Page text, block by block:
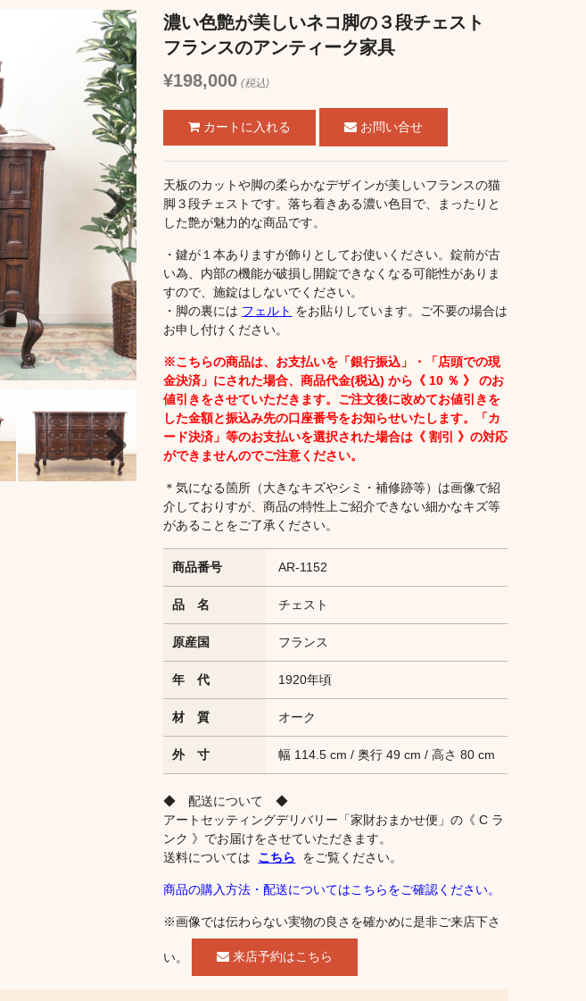
Next
Next
濃い色艶が美しいネコ脚の３段チェスト
フランスのアンティーク家具
¥198,000 (税込)
お問い合せ
天板のカットや脚の柔らかなデザインが美しいフランスの猫
脚３段チェストです。落ち着きある濃い色目で、まったりと
した艶が魅力的な商品です。
・鍵が１本ありますが飾りとしてお使いください。錠前が古
い為、内部の機能が破損し開錠できなくなる可能性がありま
すので、施錠はしないでください。
・脚の裏には フェルト をお貼りしています。ご不要の場合は
お申し付けください。
※こちらの商品は、お支払いを「銀行振込」・「店頭での現
金決済」にされた場合、商品代金(税込) から《 10 ％ 》 のお
値引きをさせていただきます。ご注文後に改めてお値引きを
した金額と振込み先の口座番号をお知らせいたします。「カ
ード決済」等のお支払いを選択された場合は《 割引 》の対応
ができませんのでご注意ください。
＊気になる箇所（大きなキズやシミ・補修跡等）は画像で紹
介しておりすが、商品の特性上ご紹介できない細かなキズ等
があることをご了承ください。
商品番号 AR-1152
品 名 チェスト
原産国 フランス
年 代 1920年頃
材 質 オーク
外 寸 幅 114.5 cm / 奥行 49 cm / 高さ 80 cm
◆ 配送について ◆
アートセッティングデリバリー「家財おまかせ便」の《 C ラ
ンク 》でお届けをさせていただきます。
送料については こちら をご覧ください。
商品の購入方法・配送についてはこちらをご確認ください。
※画像では伝わらない実物の良さを確かめに是非ご来店下さ
い。 来店予約はこちら